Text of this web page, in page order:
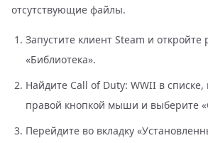
отсутствующие файлы.
Запустите клиент Steam и откройте
«Библиотека».
Найдите Call of Duty: WWII в списке,
правой кнопкой мыши и выберите
Перейдите во вкладку